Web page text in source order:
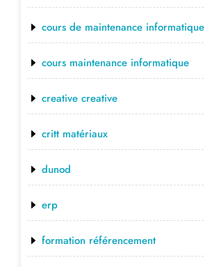
cours de maintenance informatique
cours maintenance informatique
creative creative
critt matériaux
dunod
erp
formation référencement